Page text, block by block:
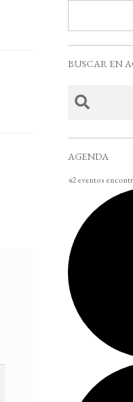
BUSCAR EN
AGENDA
42 eventos